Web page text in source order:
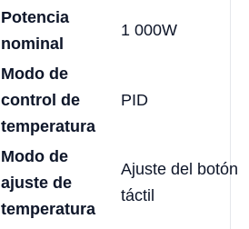
Potencia
nominal
1 000W
Modo de
control de
temperatura
PID
Modo de
ajuste de
temperatura
Ajuste del botón
táctil